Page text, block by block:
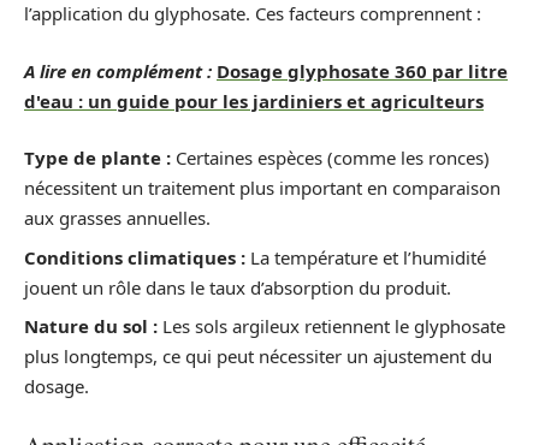
l’application du glyphosate. Ces facteurs comprennent :
A lire en complément : Dosage glyphosate 360 par litre
d'eau : un guide pour les jardiniers et agriculteurs
Type de plante : Certaines espèces (comme les ronces)
nécessitent un traitement plus important en comparaison
aux grasses annuelles.
Conditions climatiques : La température et l’humidité
jouent un rôle dans le taux d’absorption du produit.
Nature du sol : Les sols argileux retiennent le glyphosate
plus longtemps, ce qui peut nécessiter un ajustement du
dosage.